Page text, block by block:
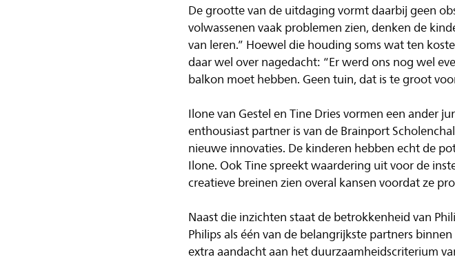
De grootte van de uitdaging vormt daarbij geen
volwassenen vaak problemen zien, denken de
van leren.” Hoewel die houding soms wat ten
daar wel over nagedacht: “Er werd ons nog wel
balkon moet hebben. Geen tuin, dat is te groot
Ilone van Gestel en Tine Dries vormen een ander
enthousiast partner is van de Brainport
nieuwe innovaties. De kinderen hebben echt de
Ilone. Ook Tine spreekt waardering uit voor de
creatieve breinen zien overal kansen voordat ze
Naast die inzichten staat de betrokkenheid van
Philips als één van de belangrijkste partners
extra aandacht aan het duurzaamheidscriterium